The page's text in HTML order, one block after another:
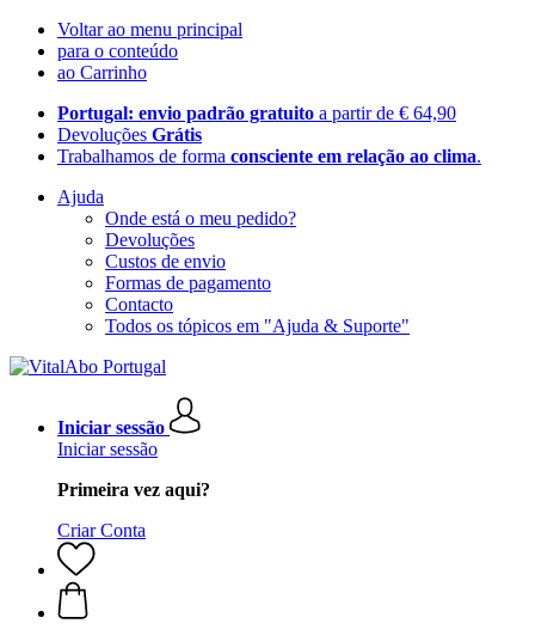
Voltar ao menu principal
para o conteúdo
ao Carrinho
Portugal: envio padrão gratuito a partir de € 64,90
Devoluções Grátis
Trabalhamos de forma consciente em relação ao clima.
Ajuda
Onde está o meu pedido?
Devoluções
Custos de envio
Formas de pagamento
Contacto
Todos os tópicos em "Ajuda & Suporte"
Iniciar sessão
Iniciar sessão
Primeira vez aqui?
Criar Conta